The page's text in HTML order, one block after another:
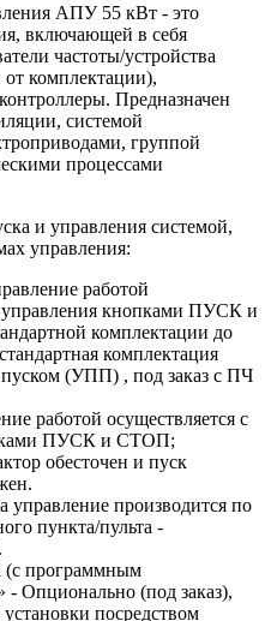
АПУ 55 кВт - это
включающей в себя
частоты/устройства
от комплектации),
Предназначен
системой
группой
процессами
и управления системой,
управления:
работой
управления кнопками ПУСК и
комплектации до
комплектация
(УПП) , под заказ с ПЧ
работой осуществляется с
ПУСК и СТОП;
обесточен и пуск
управление производится по
пункта/пульта -
программным
- Опционально (под заказ),
посредством